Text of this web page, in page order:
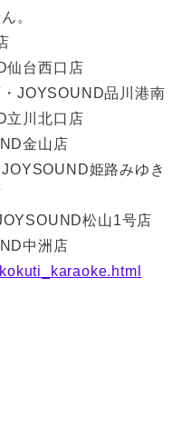
。
仙台西口店
JOYSOUND品川港南
立川北口店
金山店
姫路みゆき
松山1号店
中洲店